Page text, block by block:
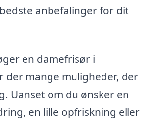
anbefalinger for dit
en damefrisør i
der mange muligheder, der
Uanset om du ønsker en
en lille opfriskning eller